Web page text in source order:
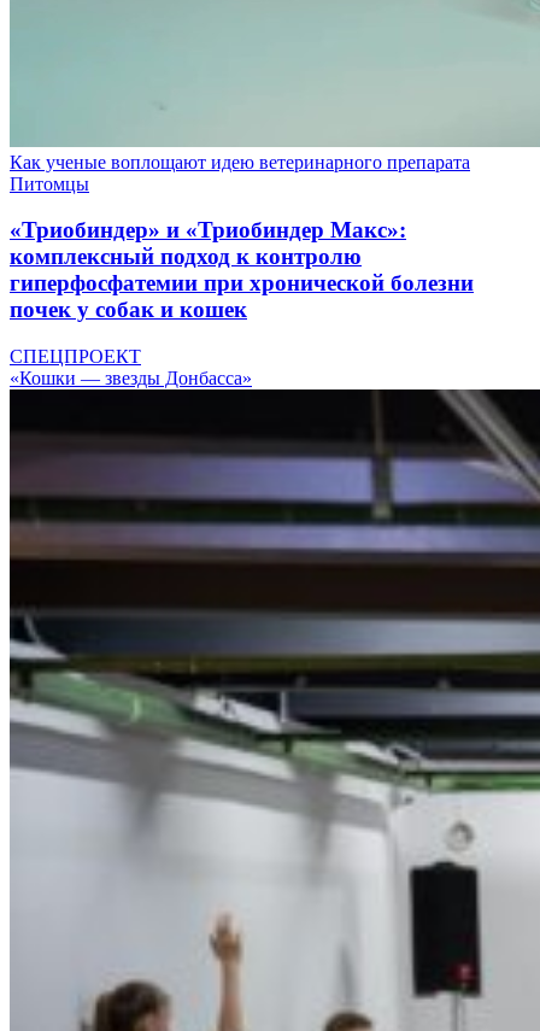
Как ученые воплощают идею ветеринарного препарата
Питомцы
«Триобиндер» и «Триобиндер Макс»:
комплексный подход к контролю
гиперфосфатемии при хронической болезни
почек у собак и кошек
СПЕЦПРОЕКТ
«Кошки — звезды Донбасса»